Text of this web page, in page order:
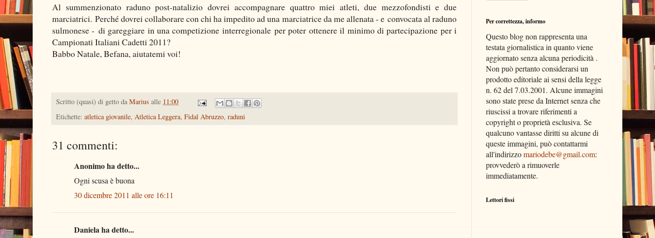
Al summenzionato raduno post-natalizio dovrei accompagnare quattro miei atleti, due mezzofondisti e due
marciatrici. Perché dovrei collaborare con chi ha impedito ad una marciatrice da me allenata - e convocata al raduno
sulmonese - di gareggiare in una competizione interregionale per poter ottenere il minimo di partecipazione per i
Campionati Italiani Cadetti 2011?
Babbo Natale, Befana, aiutatemi voi!
Scritto (quasi) di getto da Marius alle 11:00
Etichette: atletica giovanile, Atletica Leggera, Fidal Abruzzo, raduni
31 commenti:
Anonimo ha detto...
Ogni scusa è buona
30 dicembre 2011 alle ore 16:11
Daniela ha detto...
Per correttezza, informo
Questo blog non rappresenta una
testata giornalistica in quanto viene
aggiornato senza alcuna periodicità .
Non può pertanto considerarsi un
prodotto editoriale ai sensi della legge
n. 62 del 7.03.2001. Alcune immagini
sono state prese da Internet senza che
riuscissi a trovare riferimenti a
copyright o proprietà esclusiva. Se
qualcuno vantasse diritti su alcune di
queste immagini, può contattarmi
all'indirizzomariodebe@gmail.com:
provvederò a rimuoverle
immediatamente.
Lettori fissi